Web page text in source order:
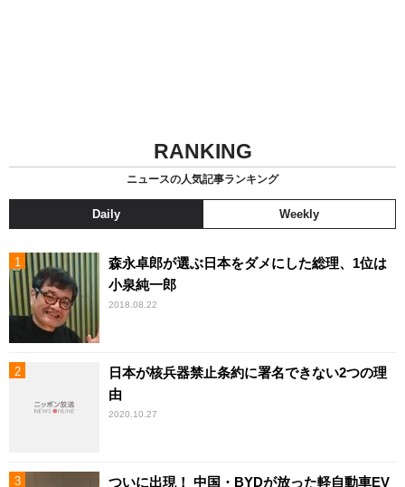
RANKING
ニュースの人気記事ランキング
Daily Weekly
森永卓郎が選ぶ日本をダメにした総理、1位は
小泉純一郎
2018.08.22
日本が核兵器禁止条約に署名できない2つの理
由
2020.10.27
ついに出現！ 中国・BYDが放った軽自動車EV